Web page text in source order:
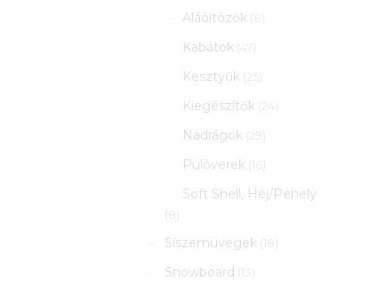
Aláöltözők (8)
Kabátok (47)
Kesztyűk (25)
Kiegészítők (24)
Nadrágok (29)
Pulóverek (16)
Soft Shell, Héj/Pehely
(8)
Síszemüvegek (18)
Snowboard (13)